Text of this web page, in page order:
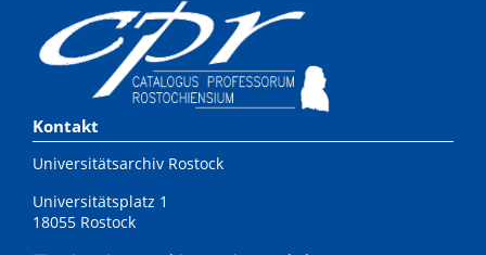
Kontakt
Universitätsarchiv Rostock
Universitätsplatz 1
18055 Rostock